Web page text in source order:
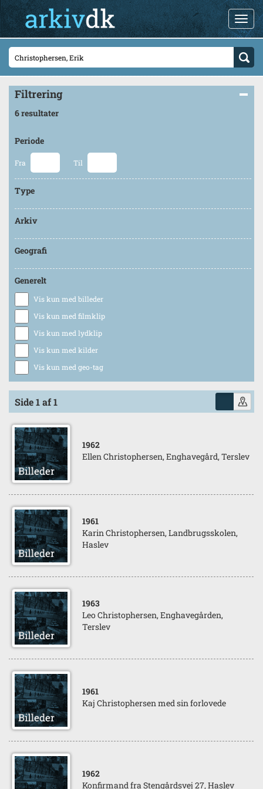
Filtrering
6 resultater
Periode
Fra Til
Type
Arkiv
Geografi
Generelt
Vis kun med billeder
Vis kun med filmklip
Vis kun med lydklip
Vis kun med kilder
Vis kun med geo-tag
Side 1 af 1
1962
Ellen Christophersen, Enghavegård, Terslev
1961
Karin Christophersen, Landbrugsskolen,
Haslev
1963
Leo Christophersen, Enghavegården,
Terslev
1961
Kaj Christophersen med sin forlovede
1962
Konfirmand fra Stengårdsvej 27, Haslev